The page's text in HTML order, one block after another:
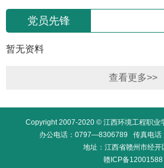
党员先锋
暂无资料
查看更多>>
Copyright 2007-2020 © 江西环境工程职业
办公电话：0797—8306789 传真电
地址：江西省赣州市经开
赣ICP备12001588